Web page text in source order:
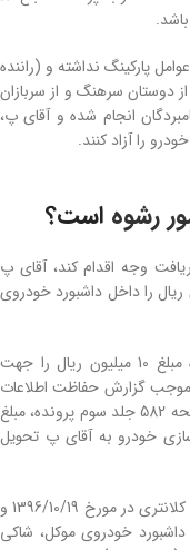
پارکینگ نداشته و (راننده
دوستان سرهنگ و از سربازان
انجام شده و آقای پ،
را آزاد کنند.
رشوه است؟
وجه اقدام کند، آقای پ
خودروی موکل، مبلغ 80 میلیون ریال را داخل داشبورد خودروی
4- با مراجعه موکل و آقای ه به پارکینگ، آقای ه مبلغ 10 میلیون ریال را جهت
موجب گزارش حفاظت اطلاعات
در صفحه 2 پرونده و نظر به اظهارات آقای ه در صفحه 582 جلد سوم پرونده، مبلغ
خودرو به آقای پ تحویل
5- با توجه به اینکه قبل از مراجعه مجدد آقای م به کلانتری در مورخ 1396/10/19 و
موصوف در داشبورد خودروی موکل، شاکی